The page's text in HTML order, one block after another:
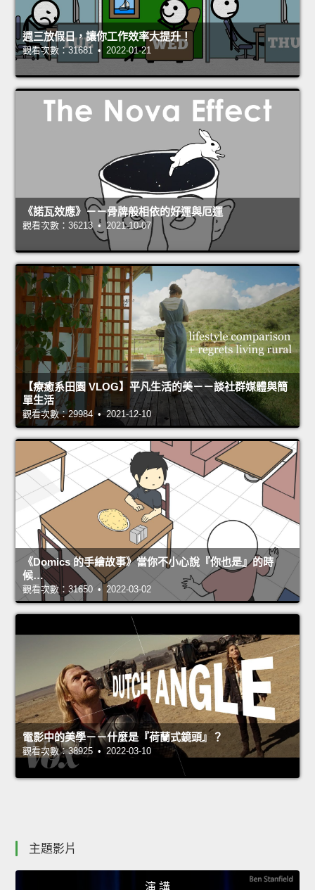
週三放假日，讓你工作效率大提升！
觀看次數：31681 • 2022-01-21
《諾瓦效應》－－骨牌般相依的好運與厄運
觀看次數：36213 • 2021-10-07
【療癒系田園 VLOG】平凡生活的美－－談社群媒體與簡
單生活
觀看次數：29984 • 2021-12-10
《Domics 的手繪故事》當你不小心說『你也是』的時
候…
觀看次數：31650 • 2022-03-02
電影中的美學－－什麼是『荷蘭式鏡頭』？
觀看次數：38925 • 2022-03-10
主題影片
演 講